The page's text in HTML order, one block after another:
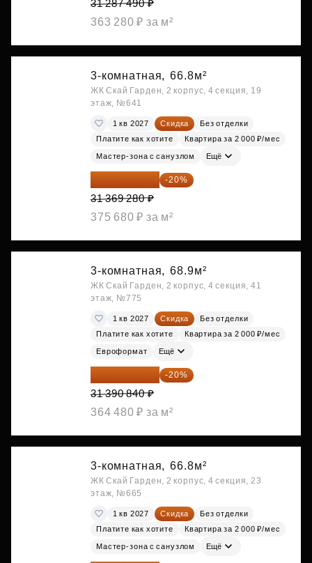
31 287 490 ₽
363 280 ₽ за м²
3-комнатная, 66.8м²
ЖК Скай Гарден, 2 корпус, 4 секция, 19
этаж, №641
1 кв 2027 Скидка
Без отделки
Платите как хотите
Квартира за 2 000 ₽/мес
Мастер-зона с санузлом Ещё
25 095 424 ₽ -20%
31 369 280 ₽
375 680 ₽ за м²
3-комнатная, 68.9м²
ЖК Скай Гарден, 2 корпус, 4 секция, 41
этаж, №775
1 кв 2027 Скидка
Без отделки
Платите как хотите
Квартира за 2 000 ₽/мес
Евроформат Ещё
25 112 672 ₽ -20%
31 390 840 ₽
364 480 ₽ за м²
3-комнатная, 66.8м²
ЖК Скай Гарден, 2 корпус, 4 секция, 23
этаж, №665
1 кв 2027 Скидка
Без отделки
Платите как хотите
Квартира за 2 000 ₽/мес
Мастер-зона с санузлом Ещё